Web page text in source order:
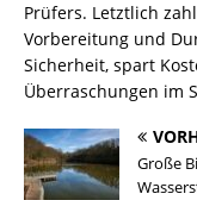
Prüfers. Letztlich
Vorbereitung und
Sicherheit, spart
Überraschungen im
Große